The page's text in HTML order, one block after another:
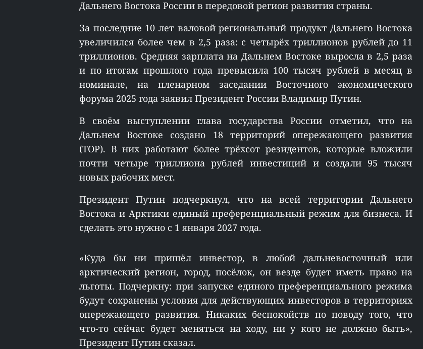
Дальнего Востока России в передовой регион развития страны.
За последние 10 лет валовой региональный продукт Дальнего Востока
увеличился более чем в 2,5 раза: с четырёх триллионов рублей до 11
триллионов. Cредняя зарплата на Дальнем Востоке выросла в 2,5 раза
и по итогам прошлого года превысила 100 тысяч рублей в месяц в
номинале, на пленарном заседании Восточного экономического
форума 2025 года заявил Президент России Владимир Путин.
В своём выступлении глава государства России отметил, что на
Дальнем Востоке создано 18 территорий опережающего развития
(ТОР). В них работают более трёхсот резидентов, которые вложили
почти четыре триллиона рублей инвестиций и создали 95 тысяч
новых рабочих мест.
Президент Путин подчеркнул, что на всей территории Дальнего
Востока и Арктики единый преференциальный режим для бизнеса. И
сделать это нужно с 1 января 2027 года.
«Куда бы ни пришёл инвестор, в любой дальневосточный или
арктический регион, город, посёлок, он везде будет иметь право на
льготы. Подчеркну: при запуске единого преференциального режима
будут сохранены условия для действующих инвесторов в территориях
опережающего развития. Никаких беспокойств по поводу того, что
что-то сейчас будет меняться на ходу, ни у кого не должно быть»,
Президент Путин сказал.